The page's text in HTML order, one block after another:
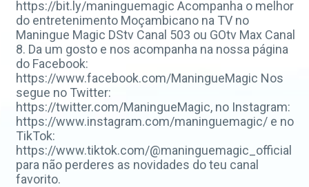
https://bit.ly/maninguemagic Acompanha o melhor
do entretenimento Moçambicano na TV no
Maningue Magic DStv Canal 503 ou GOtv Max Canal
8. Da um gosto e nos acompanha na nossa página
do Facebook:
https://www.facebook.com/ManingueMagic Nos
segue no Twitter:
https://twitter.com/ManingueMagic, no Instagram:
https://www.instagram.com/maninguemagic/ e no
TikTok:
https://www.tiktok.com/@maninguemagic_official
para não perderes as novidades do teu canal
favorito.